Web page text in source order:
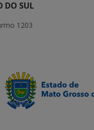
DO SUL
1203